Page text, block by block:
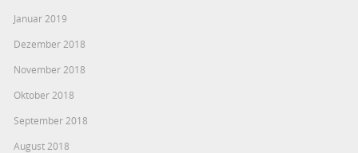
Januar 2019
Dezember 2018
November 2018
Oktober 2018
September 2018
August 2018